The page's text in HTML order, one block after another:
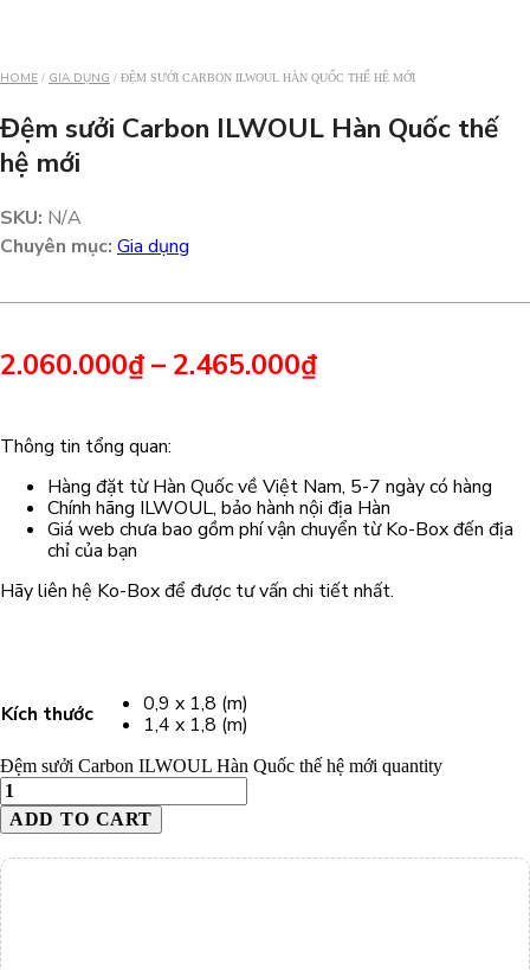
HOME / GIA DỤNG / ĐỆM SƯỞI CARBON ILWOUL HÀN QUỐC THẾ HỆ MỚI
Đệm sưởi Carbon ILWOUL Hàn Quốc thế
hệ mới
SKU: N/A
Chuyên mục: Gia dụng
2.060.000₫– 2.465.000₫
Thông tin tổng quan:
Hàng đặt từ Hàn Quốc về Việt Nam, 5-7 ngày có hàng
Chính hãng ILWOUL, bảo hành nội địa Hàn
Giá web chưa bao gồm phí vận chuyển từ Ko-Box đến địa
chỉ của bạn
Hãy liên hệ Ko-Box để được tư vấn chi tiết nhất.
Kích thước
0,9 x 1,8 (m)
1,4 x 1,8 (m)
Đệm sưởi Carbon ILWOUL Hàn Quốc thế hệ mới quantity
ADD TO CART